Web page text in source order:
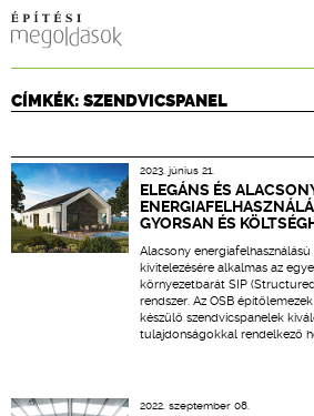
CPR
ÉPÍTÉSI JOG
ONLINE
TERVEZÉSI
CÍMKÉK: SZENDVICSPANEL
2023. június 21.
ELEGÁNS ÉS
GYORSAN ÉS
Alacsony
kivitelezésére alkalmas az
környezetbarát SIP
rendszer. Az OSB
készülő szendvicspanelek
tulajdonságokkal rendelkező
2022. szeptember 08.